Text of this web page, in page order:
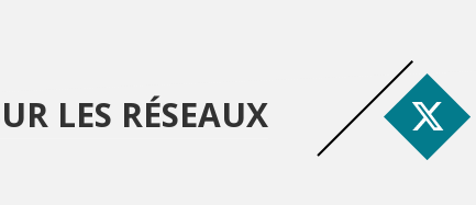
LES RÉSEAUX